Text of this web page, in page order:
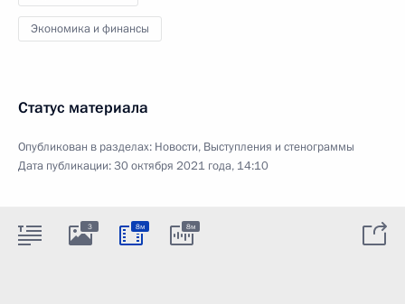
Экономика и финансы
Статус материала
Опубликован в разделах: Новости, Выступления и стенограммы
Дата публикации:30 октября 2021 года, 14:10
3 8м 8м